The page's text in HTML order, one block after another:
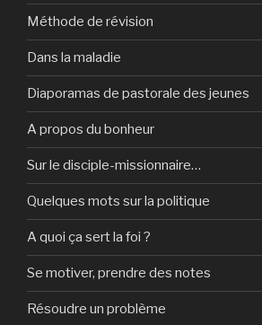
Méthode de révision
Dans la maladie
Diaporamas de pastorale des jeunes
A propos du bonheur
Sur le disciple-missionnaire…
Quelques mots sur la politique
A quoi ça sert la foi ?
Se motiver, prendre des notes
Résoudre un problème